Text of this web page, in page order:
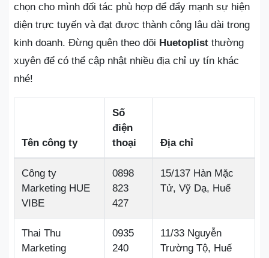
chọn cho mình đối tác phù hợp để đẩy mạnh sự hiện
diện trực tuyến và đạt được thành công lâu dài trong
kinh doanh. Đừng quên theo dõi Huetoplist thường
xuyên để có thể cập nhật nhiều địa chỉ uy tín khác
nhé!
Tên công ty
Số
điện
thoại
Địa chỉ
Công ty
Marketing HUE
VIBE
0898
823
427
15/137 Hàn Mặc
Tử, Vỹ Dạ, Huế
Thai Thu
Marketing
0935
240
11/33 Nguyễn
Trường Tộ, Huế